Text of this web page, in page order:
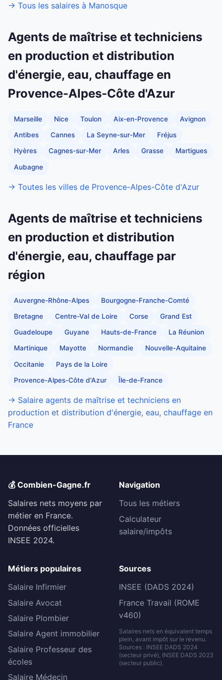
→ Tous les salaires à Manosque
Agents de maîtrise et techniciens
en production et distribution
d'énergie, eau, chauffage en
Provence-Alpes-Côte d'Azur
Marseille Nice Toulon Aix-en-Provence Avignon
Antibes Cannes La Seyne-sur-Mer Fréjus
Hyères Cagnes-sur-Mer Arles Grasse Martigues
Aubagne
→ Toutes les villes de Provence-Alpes-Côte d'Azur
Agents de maîtrise et techniciens
en production et distribution
d'énergie, eau, chauffage par
région
Auvergne-Rhône-Alpes Bourgogne-Franche-Comté
Bretagne Centre-Val de Loire Corse Grand Est
Guadeloupe Guyane Hauts-de-France La Réunion
Martinique Mayotte Normandie Nouvelle-Aquitaine
Occitanie Pays de la Loire
Provence-Alpes-Côte d'Azur Île-de-France
→ Salaire agents de maîtrise et techniciens en
production et distribution d'énergie, eau, chauffage en
France
💰 Combien-Gagne.fr
Salaires nets moyens par
métier en France.
Données officielles
INSEE 2024.
Navigation
Tous les métiers
Calculateur
salaire/impôts
Métiers populaires
Salaire Infirmier
Salaire Avocat
Salaire Plombier
Salaire Agent immobilier
Salaire Professeur des
écoles
Salaire Médecin
Sources
INSEE (DADS 2024)
France Travail (ROME
v460)
Salaires nets en équivalent temps
plein, avant impôt sur le revenu.
Sources : INSEE DADS 2024
(secteur privé), INSEE DADS 2023
(secteur public).